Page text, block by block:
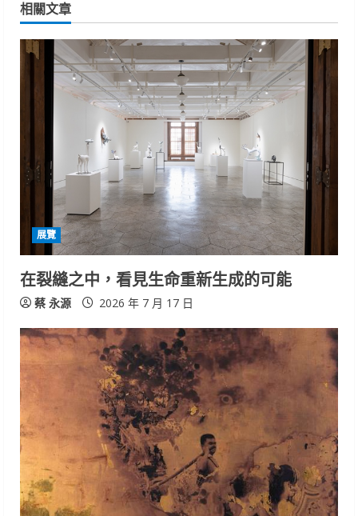
u
e
e
a
n
g
相關文章
展覽
在裂縫之中，看見生命重新生成的可能
蔡 永源 2026 年 7 月 17 日